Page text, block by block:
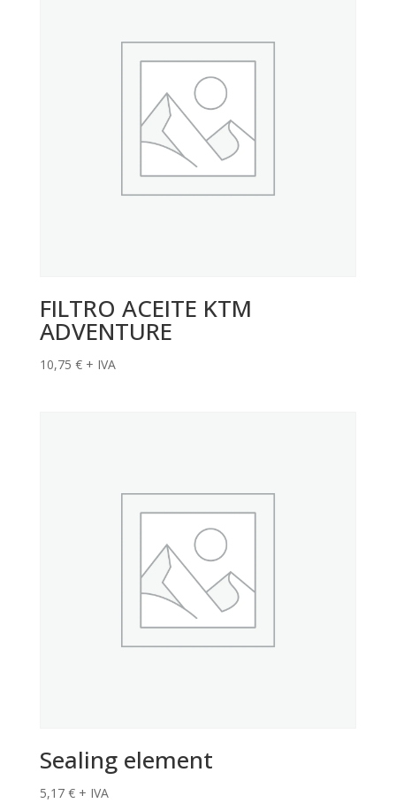
FILTRO ACEITE KTM
ADVENTURE
10,75 € + IVA
Sealing element
5,17 € + IVA